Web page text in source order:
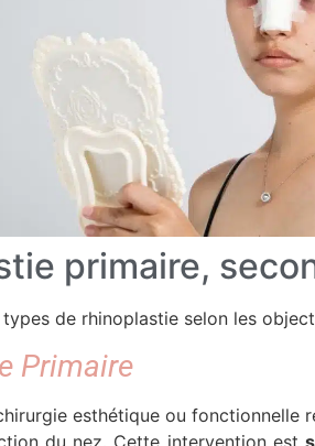
primaire,
de rhinoplastie selon les
Primaire
esthétique ou fonctionnelle
du nez. Cette intervention est